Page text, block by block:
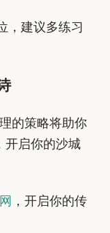
，建议多练习
的策略将助你
开启你的沙城
，开启你的传